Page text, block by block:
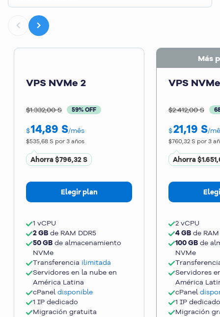
VPS NVMe 2
$1.332,00 S 59% OFF
$14,89 S/mês
$535,68 S por 3 años
Ahorra$796,32 S
Elegir plan
1 vCPU
2 GB de RAM DDR5
50 GB de almacenamiento
NVMe
Transferencia ilimitada
Servidores en la nube en
América Latina
cPanel disponible
1 IP dedicado
Migración gratuita
Más
VPS
$2.412,00 S
$21,19 S/
$760,32 S por 3
Ahorra
2 vCPU
4 GB de
100 GB de
NVMe
Servidores
América
cPanel
1 IP dedicado
Migración